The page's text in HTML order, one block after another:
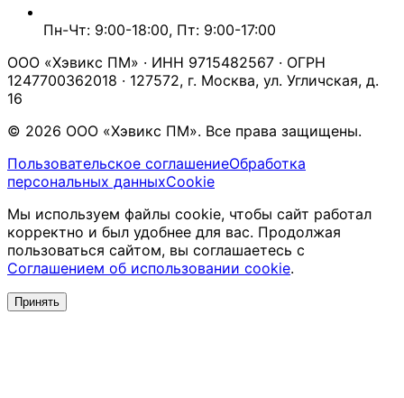
Пн-Чт: 9:00-18:00, Пт: 9:00-17:00
ООО «Хэвикс ПМ» · ИНН 9715482567 · ОГРН
1247700362018 · 127572, г. Москва, ул. Угличская, д.
16
© 2026 ООО «Хэвикс ПМ». Все права защищены.
Пользовательское соглашениеОбработка
персональных данныхCookie
Мы используем файлы cookie, чтобы сайт работал
корректно и был удобнее для вас. Продолжая
пользоваться сайтом, вы соглашаетесь с
Соглашением об использовании cookie.
Принять